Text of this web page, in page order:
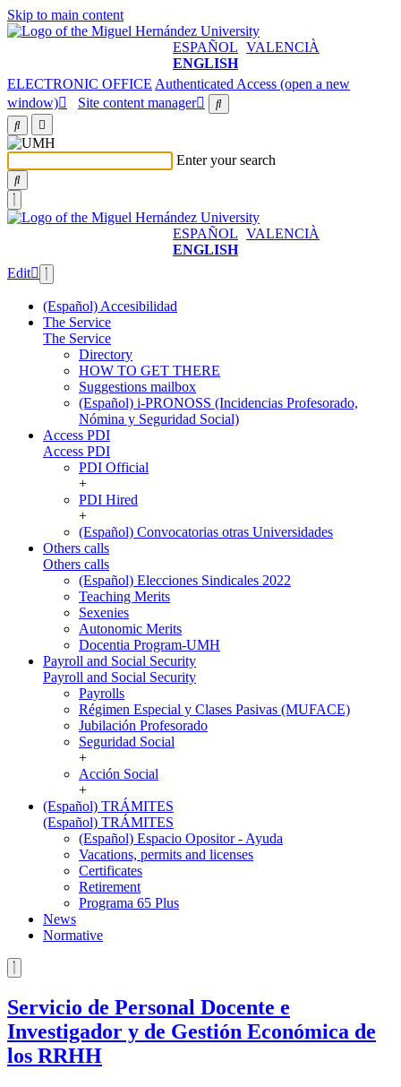
Skip to main content
ESPAÑOL VALENCIÀ
ENGLISH
ELECTRONIC OFFICE Authenticated Access (open a new
window)
Site content manager
Enter your search
ESPAÑOL VALENCIÀ
ENGLISH
Edit
(Español) Accesibilidad
The Service
The Service
Directory
HOW TO GET THERE
Suggestions mailbox
(Español) i-PRONOSS (Incidencias Profesorado,
Nómina y Seguridad Social)
Access PDI
Access PDI
PDI Official
+
PDI Hired
+
(Español) Convocatorias otras Universidades
Others calls
Others calls
(Español) Elecciones Sindicales 2022
Teaching Merits
Sexenies
Autonomic Merits
Docentia Program-UMH
Payroll and Social Security
Payroll and Social Security
Payrolls
Régimen Especial y Clases Pasivas (MUFACE)
Jubilación Profesorado
Seguridad Social
+
Acción Social
+
(Español) TRÁMITES
(Español) TRÁMITES
(Español) Espacio Opositor - Ayuda
Vacations, permits and licenses
Certificates
Retirement
Programa 65 Plus
News
Normative
Servicio de Personal Docente e
Investigador y de Gestión Económica de
los RRHH